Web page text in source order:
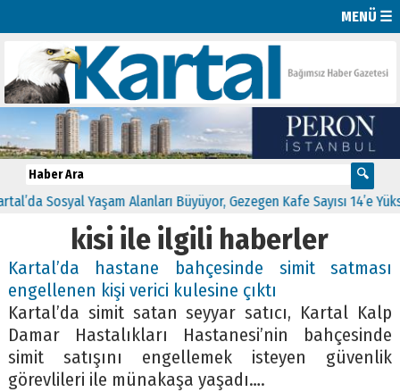
MENÜ ☰
Yaşam Alanları Büyüyor, Gezegen Kafe Sayısı 14’e Yükseliyor
kisi ile ilgili haberler
Kartal’da hastane bahçesinde simit satması
engellenen kişi verici kulesine çıktı
Kartal’da simit satan seyyar satıcı, Kartal Kalp
Damar Hastalıkları Hastanesi’nin bahçesinde
simit satışını engellemek isteyen güvenlik
görevlileri ile münakaşa yaşadı….